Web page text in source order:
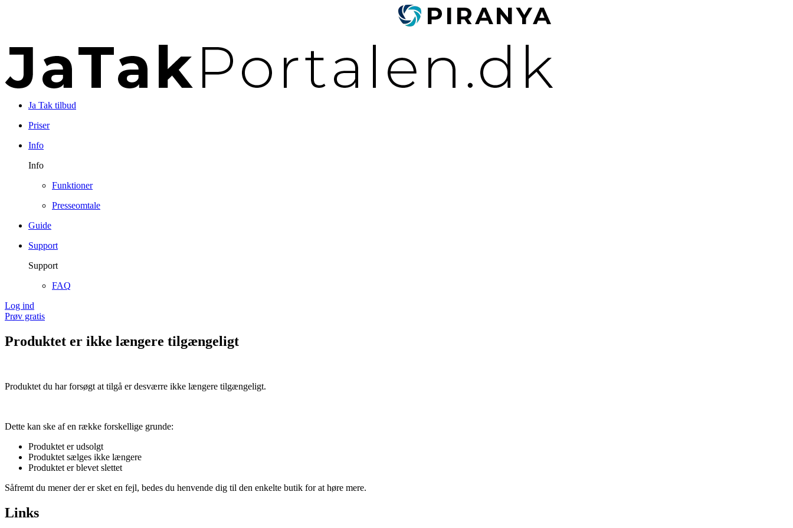
Ja Tak tilbud
Priser
Info
Info
Funktioner
Presseomtale
Guide
Support
Support
FAQ
Log ind
Prøv gratis
Produktet er ikke længere tilgængeligt
Produktet du har forsøgt at tilgå er desværre ikke længere tilgængeligt.
Dette kan ske af en række forskellige grunde:
Produktet er udsolgt
Produktet sælges ikke længere
Produktet er blevet slettet
Såfremt du mener der er sket en fejl, bedes du henvende dig til den enkelte butik for at høre mere.
Links